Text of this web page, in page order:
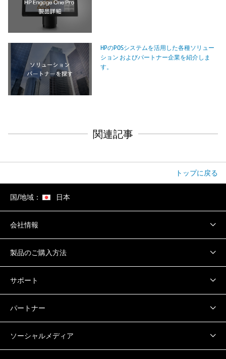
HPのPOSシステムを活用した各種ソリュー
ション およびパートナー企業を紹介しま
す。
関連記事
トップに戻る
国/地域： 日本
会社情報
製品のご購入方法
サポート
パートナー
ソーシャルメディア